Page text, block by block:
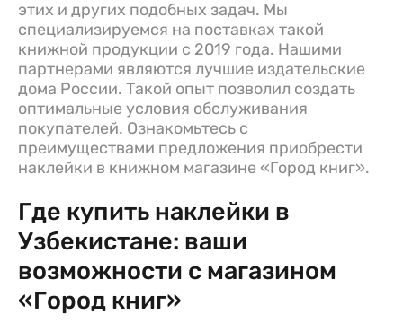
этих и других подобных задач. Мы
специализируемся на поставках такой
книжной продукции с 2019 года. Нашими
партнерами являются лучшие издательские
дома России. Такой опыт позволил создать
оптимальные условия обслуживания
покупателей. Ознакомьтесь с
преимуществами предложения приобрести
наклейки в книжном магазине «Город книг».
Где купить наклейки в
Узбекистане: ваши
возможности с магазином
«Город книг»